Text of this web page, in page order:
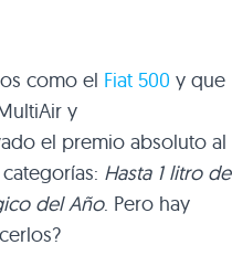
como el Fiat 500 y que
y
el premio absoluto al
Hasta 1 litro de
del Año. Pero hay